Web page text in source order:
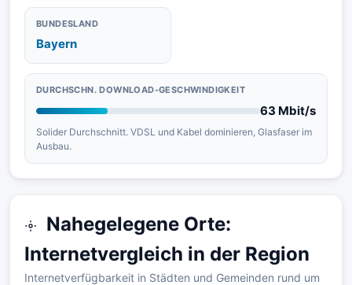
BUNDESLAND
Bayern
DURCHSCHN. DOWNLOAD-GESCHWINDIGKEIT
63 Mbit/s
Solider Durchschnitt. VDSL und Kabel dominieren, Glasfaser im
Ausbau.
Nahegelegene Orte:
Internetvergleich in der Region
Internetverfügbarkeit in Städten und Gemeinden rund um